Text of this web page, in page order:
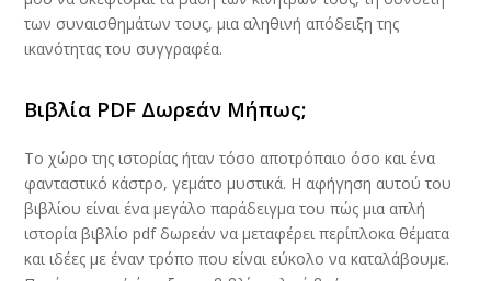
των συναισθημάτων τους, μια αληθινή απόδειξη της
ικανότητας του συγγραφέα.
Βιβλία PDF Δωρεάν Μήπως;
Το χώρο της ιστορίας ήταν τόσο αποτρόπαιο όσο και ένα
φανταστικό κάστρο, γεμάτο μυστικά. Η αφήγηση αυτού του
βιβλίου είναι ένα μεγάλο παράδειγμα του πώς μια απλή
ιστορία βιβλίο pdf δωρεάν να μεταφέρει περίπλοκα θέματα
και ιδέες με έναν τρόπο που είναι εύκολο να καταλάβουμε.